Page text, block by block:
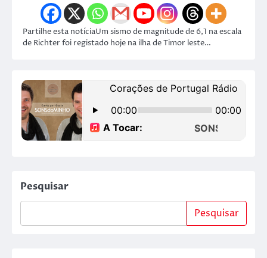
Partilhe esta notíciaUm sismo de magnitude de 6,1 na escala
de Richter foi registado hoje na ilha de Timor leste…
Pesquisar
Pesquisar